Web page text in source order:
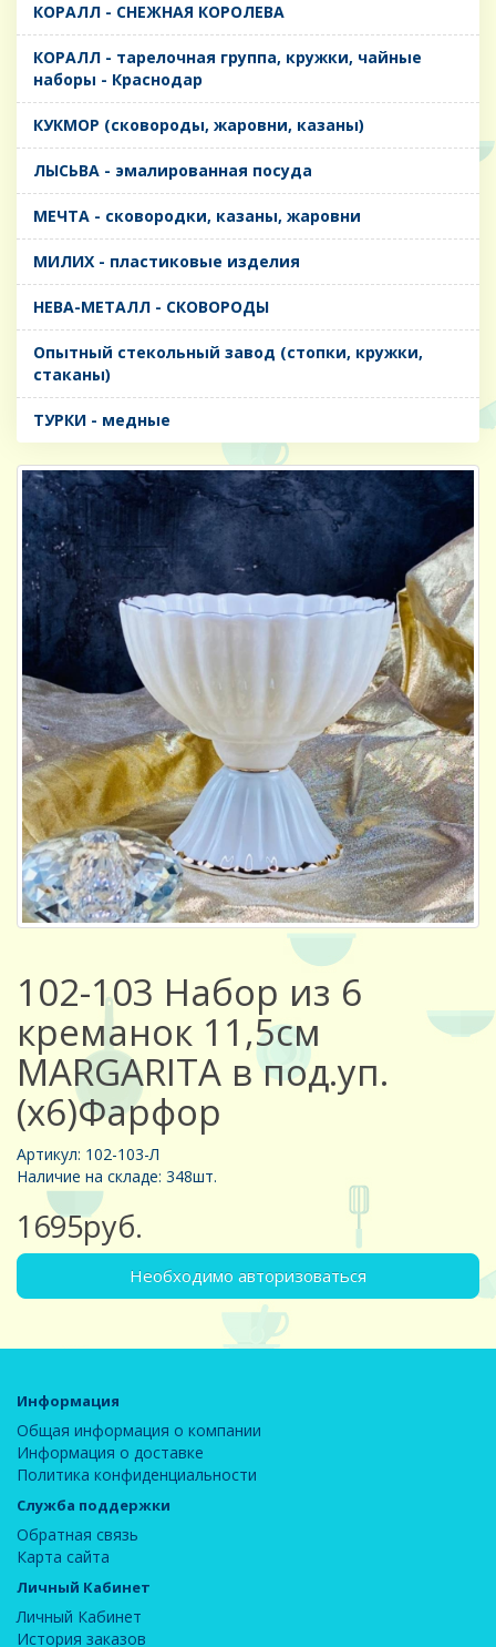
КОРАЛЛ - СНЕЖНАЯ КОРОЛЕВА
КОРАЛЛ - тарелочная группа, кружки, чайные
наборы - Краснодар
КУКМОР (сковороды, жаровни, казаны)
ЛЫСЬВА - эмалированная посуда
МЕЧТА - сковородки, казаны, жаровни
МИЛИХ - пластиковые изделия
НЕВА-МЕТАЛЛ - СКОВОРОДЫ
Опытный стекольный завод (стопки, кружки,
стаканы)
ТУРКИ - медные
102-103 Набор из 6
креманок 11,5см
MARGARITA в под.уп.
(х6)Фарфор
Артикул: 102-103-Л
Наличие на складе: 348шт.
1695руб.
Необходимо авторизоваться
Информация
Общая информация о компании
Информация о доставке
Политика конфиденциальности
Служба поддержки
Обратная связь
Карта сайта
Личный Кабинет
Личный Кабинет
История заказов